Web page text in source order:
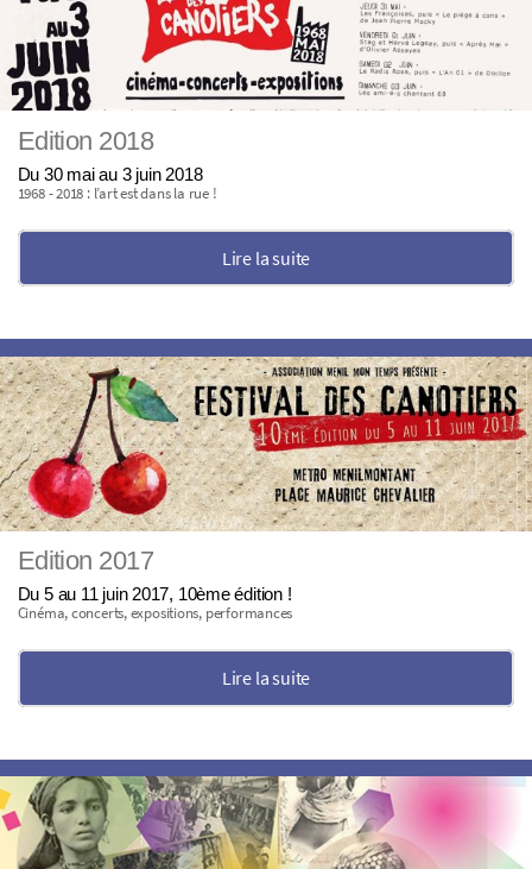
Edition 2018
Du 30 mai au 3 juin 2018
1968 - 2018 : l’art est dans la rue !
Lire la suite
Edition 2017
Du 5 au 11 juin 2017, 10ème édition !
Cinéma, concerts, expositions, performances
Lire la suite